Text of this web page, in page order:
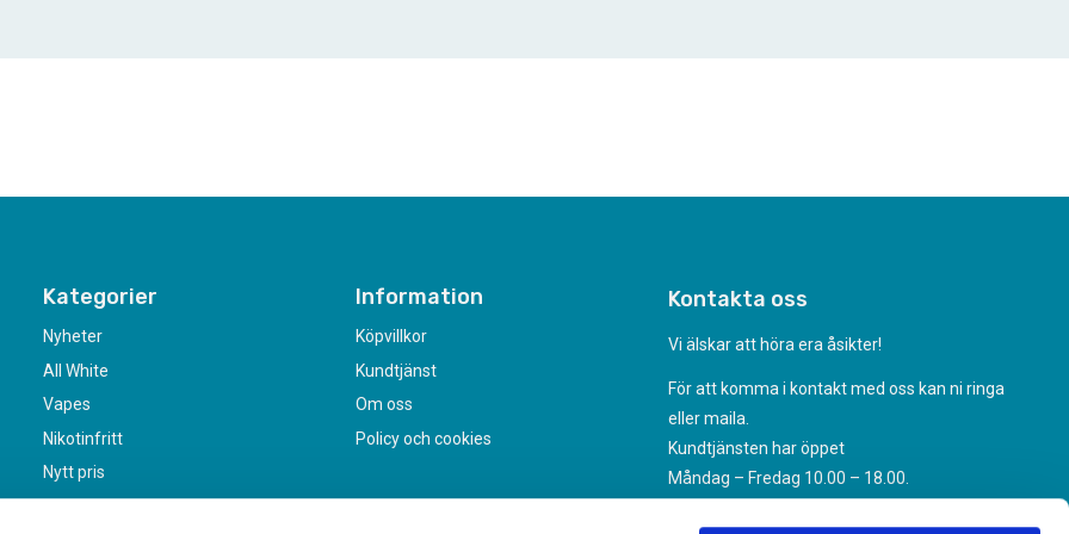
Kategorier
Nyheter
All White
Vapes
Nikotinfritt
Nytt pris
Information
Köpvillkor
Kundtjänst
Om oss
Policy och cookies
Kontakta oss
Vi älskar att höra era åsikter!
För att komma i kontakt med oss kan ni ringa
eller maila.
Kundtjänsten har öppet
Måndag – Fredag 10.00 – 18.00.
070-494 31 35